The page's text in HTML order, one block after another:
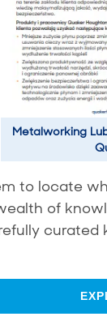
Metalworking
to locate
of
curated